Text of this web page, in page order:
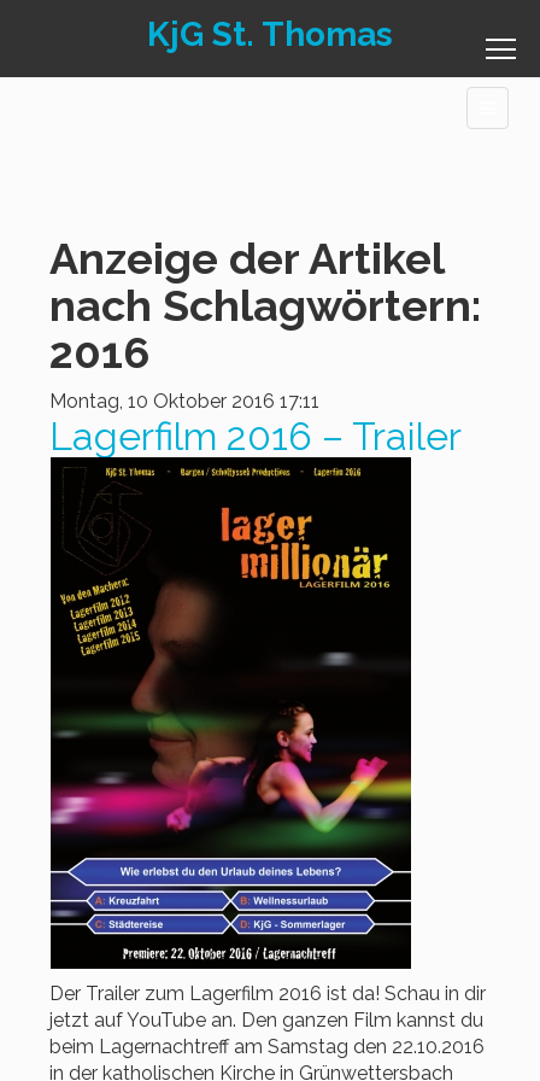
KjG St. Thomas
Anzeige der Artikel
nach Schlagwörtern:
2016
Montag, 10 Oktober 2016 17:11
Lagerfilm 2016 – Trailer
Der Trailer zum Lagerfilm 2016 ist da! Schau in dir
jetzt auf YouTube an. Den ganzen Film kannst du
beim Lagernachtreff am Samstag den 22.10.2016
in der katholischen Kirche in Grünwettersbach